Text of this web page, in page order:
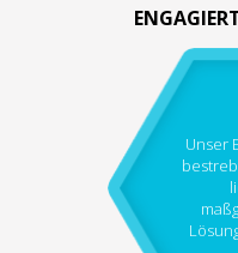
Unser